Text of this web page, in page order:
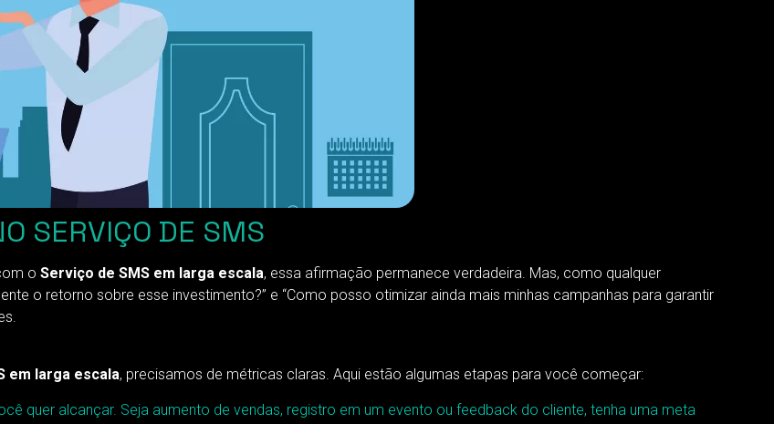
SERVIÇO DE SMS
o Serviço de SMS em larga escala, essa afirmação permanece verdadeira. Mas, como qualquer
o retorno sobre esse investimento?” e “Como posso otimizar ainda mais minhas campanhas para garantir
em larga escala, precisamos de métricas claras. Aqui estão algumas etapas para você começar:
quer alcançar. Seja aumento de vendas, registro em um evento ou feedback do cliente, tenha uma meta